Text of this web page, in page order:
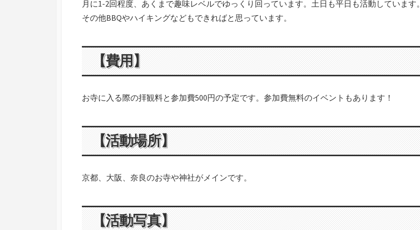
月に1-2回程度、あくまで趣味レベルでゆっくり回っています。土日も平日も活動しています。
その他BBQやハイキングなどもできればと思っています。
【費用】
お寺に入る際の拝観料と参加費500円の予定です。参加費無料のイベントもあります！
【活動場所】
京都、大阪、奈良のお寺や神社がメインです。
【活動写真】